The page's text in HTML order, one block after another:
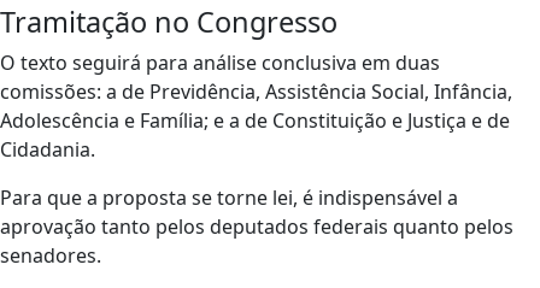
Tramitação no Congresso
O texto seguirá para análise conclusiva em duas
comissões: a de Previdência, Assistência Social, Infância,
Adolescência e Família; e a de Constituição e Justiça e de
Cidadania.
Para que a proposta se torne lei, é indispensável a
aprovação tanto pelos deputados federais quanto pelos
senadores.